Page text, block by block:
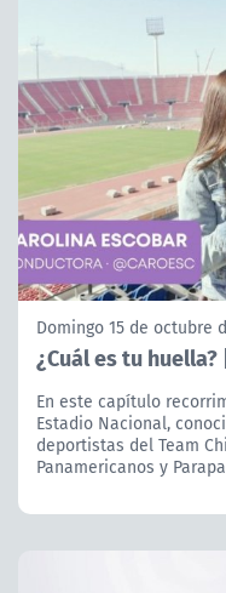
Domingo 15 de octubre
¿Cuál es tu
En este capítulo
Estadio Nacional,
deportistas del Team
Panamericanos y